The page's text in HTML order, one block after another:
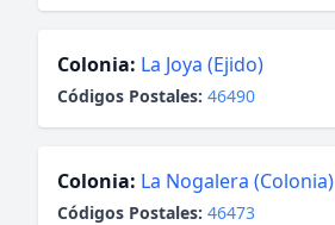
Colonia: La Joya (Ejido)
Códigos Postales: 46490
Colonia: La Nogalera (Colonia)
Códigos Postales: 46473